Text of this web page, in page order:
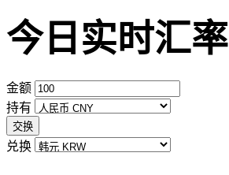
今日实时汇率
金额
持有
交换
兑换